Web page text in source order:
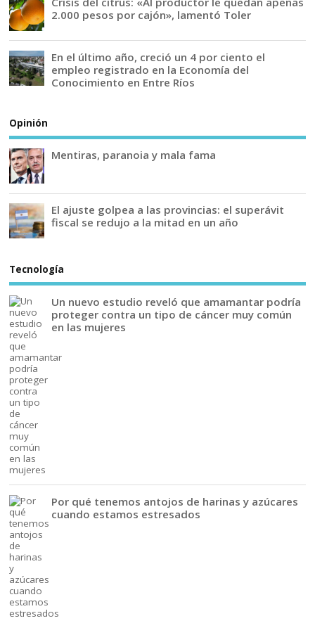
2.000 pesos por cajón», lamentó Toler
En el último año, creció un 4 por ciento el
empleo registrado en la Economía del
Conocimiento en Entre Ríos
Opinión
Mentiras, paranoia y mala fama
El ajuste golpea a las provincias: el superávit
fiscal se redujo a la mitad en un año
Tecnología
Un nuevo estudio reveló que amamantar podría
proteger contra un tipo de cáncer muy común
en las mujeres
Por qué tenemos antojos de harinas y azúcares
cuando estamos estresados